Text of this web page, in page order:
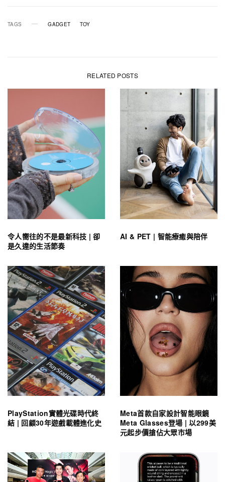
TAGS GADGET TOY
RELATED POSTS
令人嚮往的不是最新科技 | 卻
是久違的生活節奏
AI & PET | 智能療癒與陪伴
PlayStation實體光碟時代終
結 | 回顧30年遊戲載體進化史
Meta首款自家設計智能眼鏡
Meta Glasses登場 | 以299美
元起步價搶佔大眾市場